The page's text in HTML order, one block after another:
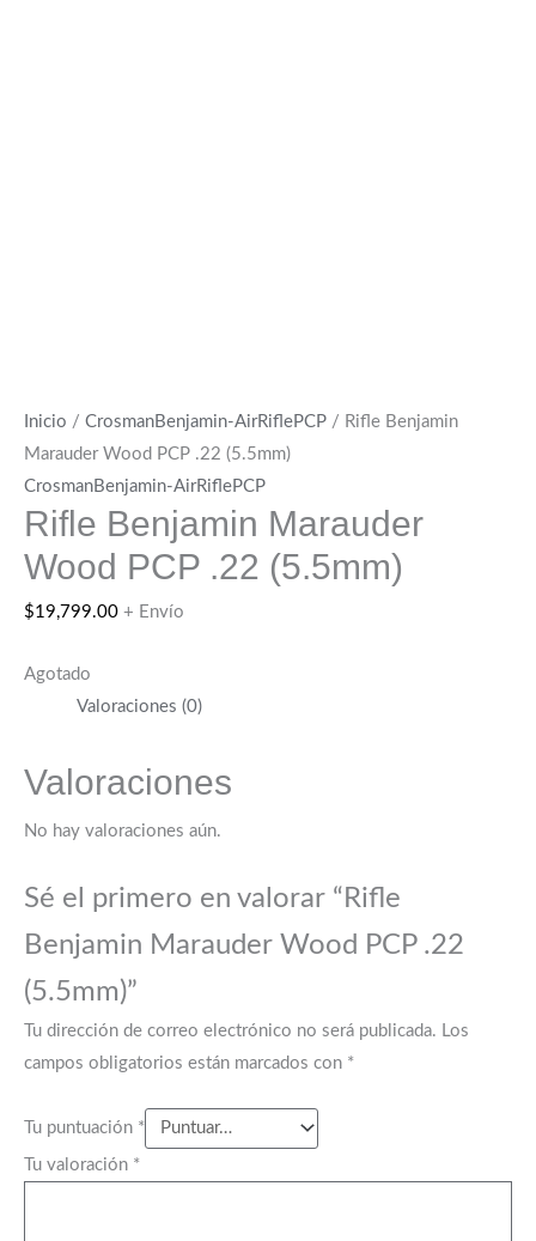
Inicio / CrosmanBenjamin-AirRiflePCP / Rifle Benjamin
Marauder Wood PCP .22 (5.5mm)
CrosmanBenjamin-AirRiflePCP
Rifle Benjamin Marauder
Wood PCP .22 (5.5mm)
$19,799.00 + Envío
Agotado
Valoraciones (0)
Valoraciones
No hay valoraciones aún.
Sé el primero en valorar “Rifle
Benjamin Marauder Wood PCP .22
(5.5mm)”
Tu dirección de correo electrónico no será publicada. Los
campos obligatorios están marcados con *
Tu puntuación *
Tu valoración *